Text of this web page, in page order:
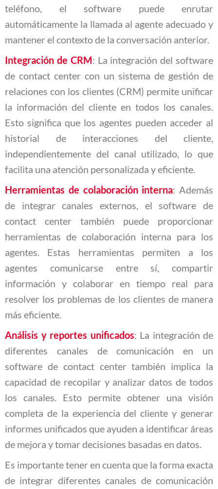
teléfono, el software puede enrutar
automáticamente la llamada al agente adecuado y
mantener el contexto de la conversación anterior.
Integración de CRM: La integración del software
de contact center con un sistema de gestión de
relaciones con los clientes (CRM) permite unificar
la información del cliente en todos los canales.
Esto significa que los agentes pueden acceder al
historial de interacciones del cliente,
independientemente del canal utilizado, lo que
facilita una atención personalizada y eficiente.
Herramientas de colaboración interna: Además
de integrar canales externos, el software de
contact center también puede proporcionar
herramientas de colaboración interna para los
agentes. Estas herramientas permiten a los
agentes comunicarse entre sí, compartir
información y colaborar en tiempo real para
resolver los problemas de los clientes de manera
más eficiente.
Análisis y reportes unificados: La integración de
diferentes canales de comunicación en un
software de contact center también implica la
capacidad de recopilar y analizar datos de todos
los canales. Esto permite obtener una visión
completa de la experiencia del cliente y generar
informes unificados que ayuden a identificar áreas
de mejora y tomar decisiones basadas en datos.
Es importante tener en cuenta que la forma exacta
de integrar diferentes canales de comunicación